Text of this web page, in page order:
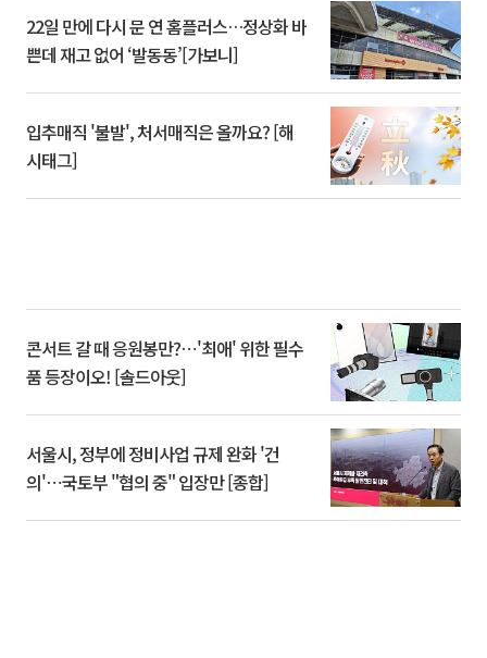
22일 만에 다시 문 연 홈플러스…정상화 바
쁜데 재고 없어 ‘발동동’[가보니]
입추매직 '불발', 처서매직은 올까요? [해
시태그]
콘서트 갈 때 응원봉만?⋯'최애' 위한 필수
품 등장이오! [솔드아웃]
서울시, 정부에 정비사업 규제 완화 '건
의'⋯국토부 "협의 중" 입장만 [종합]